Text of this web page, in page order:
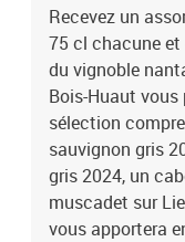
Recevez un
75 cl chacune
du vignoble
Bois-Huaut vous
sélection
sauvignon gris
gris 2024, un
muscadet sur
vous apportera